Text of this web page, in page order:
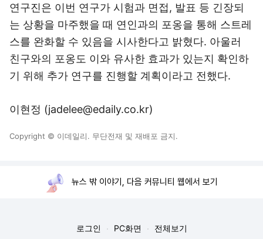
연구진은 이번 연구가 시험과 면접, 발표 등 긴장되
는 상황을 마주했을 때 연인과의 포옹을 통해 스트레
스를 완화할 수 있음을 시사한다고 밝혔다. 아울러
친구와의 포옹도 이와 유사한 효과가 있는지 확인하
기 위해 추가 연구를 진행할 계획이라고 전했다.
이현정 (jadelee@edaily.co.kr)
Copyright © 이데일리. 무단전재 및 재배포 금지.
뉴스 밖 이야기, 다음 커뮤니티 웹에서 보기
로그인 PC화면 전체보기